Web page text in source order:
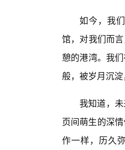
如今，我
馆，对我们而
憩的港湾。我
般，被岁月沉
我知道，
页间萌生的深
作一样，历久